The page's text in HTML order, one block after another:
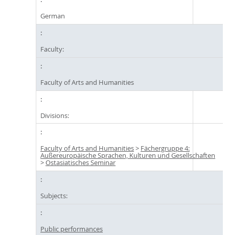
German
Faculty:
Faculty of Arts and Humanities
Divisions:
Faculty of Arts and Humanities> Fächergruppe 4:
Außereuropäische Sprachen, Kulturen und Gesellschaften
>Ostasiatisches Seminar
Subjects:
Public performances